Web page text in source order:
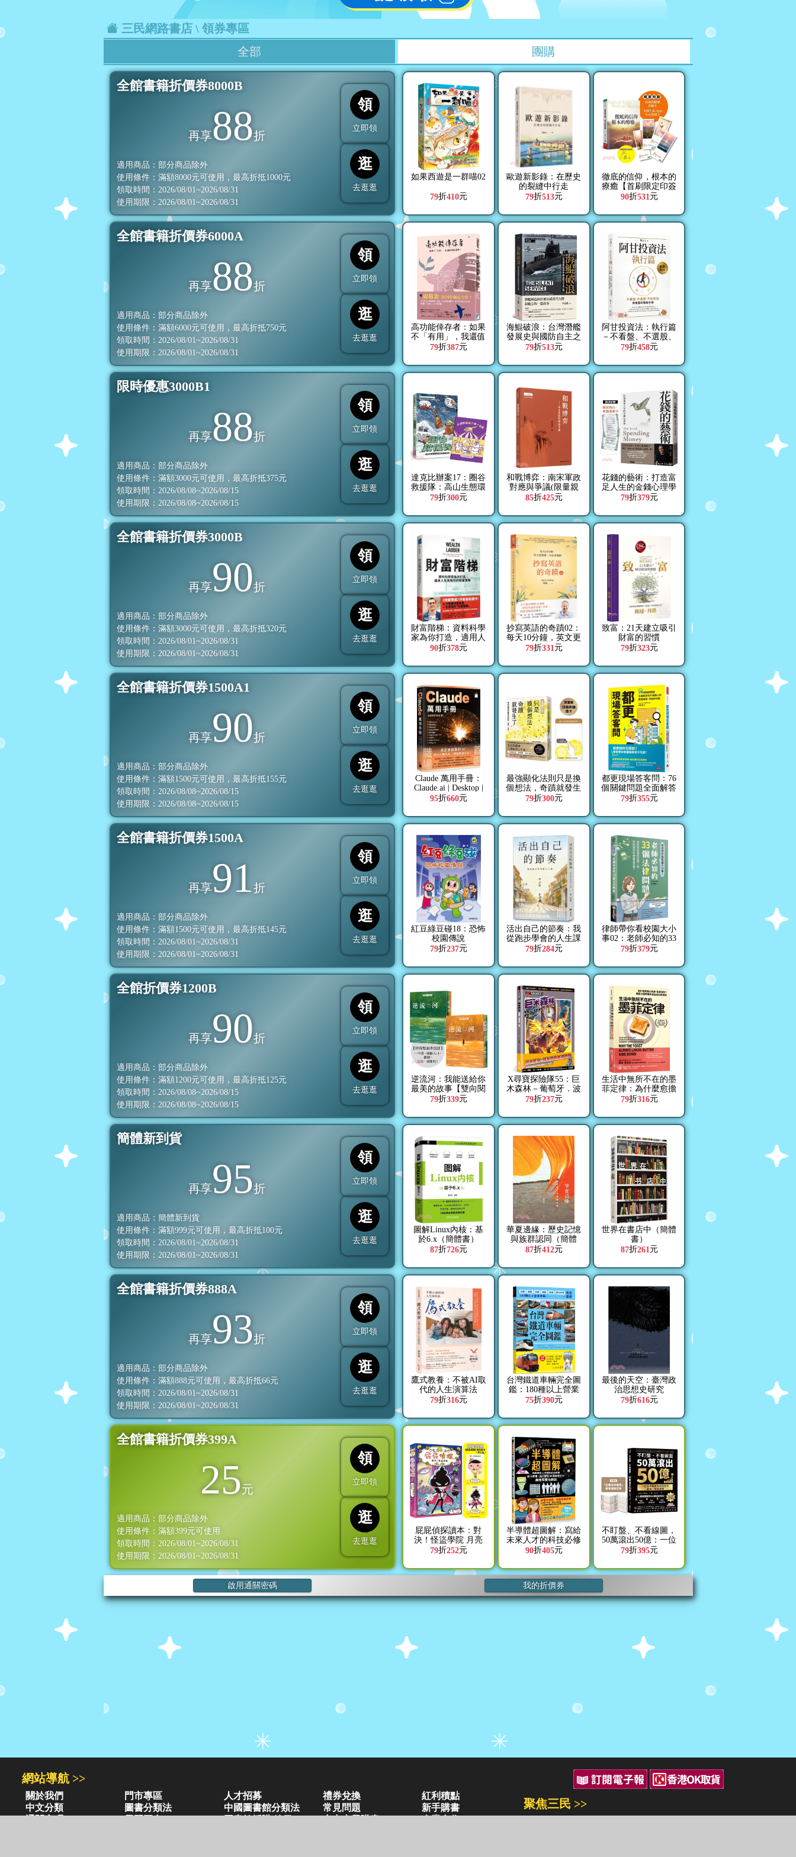
三民網路書店\ 領券專區
全部
團購
全館書籍折價券8000B
再享88折
適用商品：部分商品除外
使用條件：滿額8000元可使用，最高折抵1000元
領取時間：2026/08/01~2026/08/31
使用期限：2026/08/01~2026/08/31
領
立即領
逛
去逛逛
如果西遊是一群喵02
79折410元
歐遊新影錄：在歷史
的裂縫中行走
79折513元
徹底的信仰，根本的
療癒【首刷限定印簽
版】
90折531元
全館書籍折價券6000A
再享88折
適用商品：部分商品除外
使用條件：滿額6000元可使用，最高折抵750元
領取時間：2026/08/01~2026/08/31
使用期限：2026/08/01~2026/08/31
領
立即領
逛
去逛逛
高功能倖存者：如果
不「有用」，我還值
得被愛嗎？
79折387元
海鯤破浪：台灣潛艦
發展史與國防自主之
路
79折513元
阿甘投資法：執行篇
－不看盤、不選股、
不挑買點，你致富的
79折458元
限時優惠3000B1
再享88折
適用商品：部分商品除外
使用條件：滿額3000元可使用，最高折抵375元
領取時間：2026/08/08~2026/08/15
使用期限：2026/08/08~2026/08/15
領
立即領
逛
去逛逛
達克比辦案17：圈谷
救援隊：高山生態環
境與臺灣山脈的特色
79折300元
和戰博弈：南宋軍政
對應與爭議(限量親
簽版)
85折425元
花錢的藝術：打造富
足人生的金錢心理學
【附贈財富自由．實
79折379元
全館書籍折價券3000B
再享90折
適用商品：部分商品除外
使用條件：滿額3000元可使用，最高折抵320元
領取時間：2026/08/01~2026/08/31
使用期限：2026/08/01~2026/08/31
領
立即領
逛
去逛逛
財富階梯：資料科學
家為你打造，適用人
生各階段的致富策略
90折378元
抄寫英語的奇蹟02：
每天10分鐘，英文更
熟練、內在更強韌
79折331元
致富：21天建立吸引
財富的習慣
79折323元
全館書籍折價券1500A1
再享90折
適用商品：部分商品除外
使用條件：滿額1500元可使用，最高折抵155元
領取時間：2026/08/08~2026/08/15
使用期限：2026/08/08~2026/08/15
領
立即領
逛
去逛逛
Claude 萬用手冊：
Claude.ai | Desktop |
Cowork | Code Mode |
Use | Skills |
Connectors | Plugins
95折660元
最強顯化法則只是換
個想法，奇蹟就發生
了：讓內在頻率與夢
直來【限量附「召喚
奇蹟透卡」】
79折300元
都更現場答客問：76
個關鍵問題全面解答
住戶最關心的都更權
79折355元
全館書籍折價券1500A
再享91折
適用商品：部分商品除外
使用條件：滿額1500元可使用，最高折抵145元
領取時間：2026/08/01~2026/08/31
使用期限：2026/08/01~2026/08/31
領
立即領
逛
去逛逛
紅豆綠豆碰18：恐怖
校園傳說
79折237元
活出自己的節奏：我
從跑步學會的人生課
79折284元
律師帶你看校園大小
事02：老師必知的33
個法律問題
79折379元
全館折價券1200B
再享90折
適用商品：部分商品除外
使用條件：滿額1200元可使用，最高折抵125元
領取時間：2026/08/08~2026/08/15
使用期限：2026/08/08~2026/08/15
領
立即領
逛
去逛逛
逆流河：我能送給你
最美的故事【雙向閱
讀‧經典新譯版】
79折339元
X尋寶探險隊55：巨
木森林－葡萄牙．波
東家族．祕寶
79折237元
生活中無所不在的墨
菲定律：為什麼愈擔
心的事，愈會發生？
的科學真相
79折316元
簡體新到貨
再享95折
適用商品：簡體新到貨
使用條件：滿額999元可使用，最高折抵100元
領取時間：2026/08/01~2026/08/31
使用期限：2026/08/01~2026/08/31
領
立即領
逛
去逛逛
圖解Linux內核：基
於6.x（簡體書）
87折726元
華夏邊緣：歷史記憶
與族群認同（簡體
書）
87折412元
世界在書店中（簡體
書）
87折261元
全館書籍折價券888A
再享93折
適用商品：部分商品除外
使用條件：滿額888元可使用，最高折抵66元
領取時間：2026/08/01~2026/08/31
使用期限：2026/08/01~2026/08/31
領
立即領
逛
去逛逛
鷹式教養：不被AI取
代的人生演算法
79折316元
台灣鐵道車輛完全圖
鑑：180種以上營業
車輛詳盡介紹
75折390元
最後的天空：臺灣政
治思想史研究
79折616元
全館書籍折價券399A
25元
適用商品：部分商品除外
使用條件：滿額399元可使用
領取時間：2026/08/01~2026/08/31
使用期限：2026/08/01~2026/08/31
領
立即領
逛
去逛逛
屁屁偵探讀本：對
決！怪盜學院 月亮
篇【限量特贈《屁屁
款)】
79折252元
半導體超圖解：寫給
未來人才的科技必修
課，從IC原理、晶片
強視覺化解說
90折405元
不盯盤、不看線圖，
50萬滾出50億：一位
癌末醫師寫給女兒的
書送「企業分析報
告」精準選股拉頁】
79折395元
啟用通關密碼 我的折價券
網站導航 >>
關於我們 門市專區 人才招募 禮券兌換
紅利積點
中文分類
圖書分類法 中國圖書館分類法 常見問題
新手購書
聚焦三民 >>